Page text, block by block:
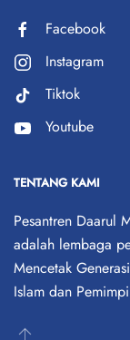
Facebook
Instagram
Tiktok
Youtube
TENTANG KAMI
Pesantren Daarul
adalah lembaga
Mencetak
Islam dan